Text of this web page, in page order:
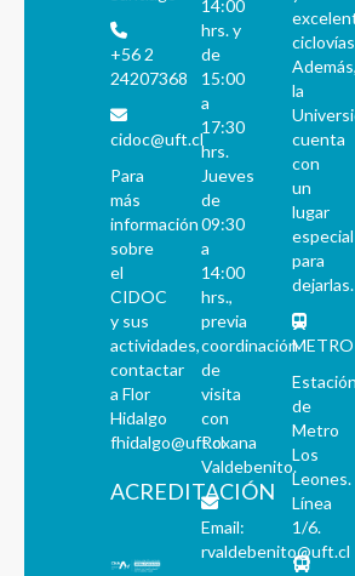
+56 2
24207368
cidoc@uft.cl
Para
más
información
sobre
el
CIDOC
y sus
actividades,
contactar
a Flor
Hidalgo
fhidalgo@uft.cl
ACREDITACIÓN
14:00
hrs. y
de
15:00
a
17:30
hrs.
Jueves
de
09:30
a
14:00
hrs.,
previa
coordinación
de
visita
con
Roxana
Valdebenito.
Email:
rvaldebenito@uft.cl
Además,
la
cuenta
con
un
lugar
especial
para
dejarlas.
METRO
Estación
de
Metro
Los
Leones.
Línea
1/6.